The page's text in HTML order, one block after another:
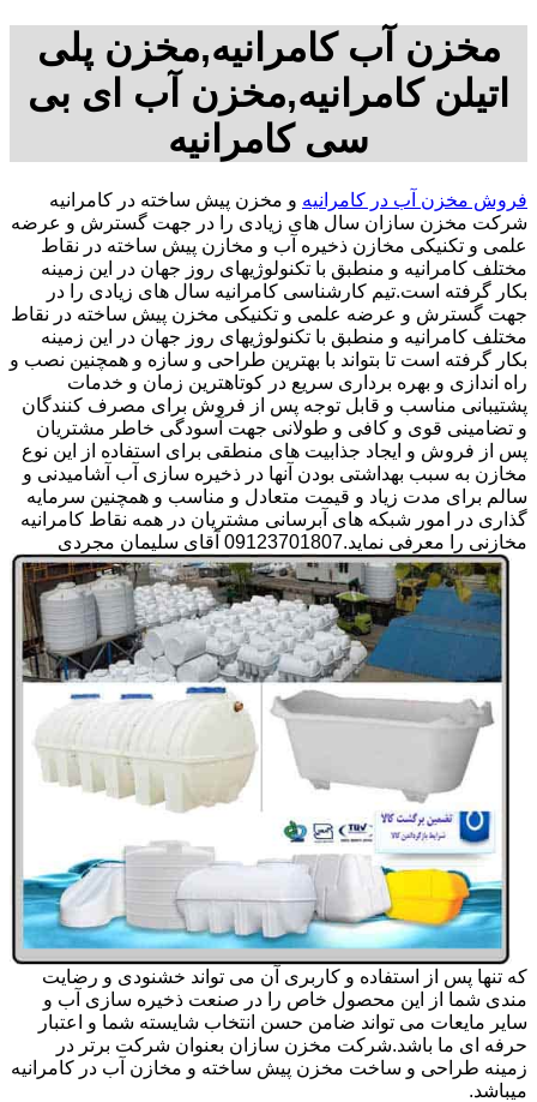
مخزن آب کامرانیه,مخزن پلی
اتیلن کامرانیه,مخزن آب ای بی
سی کامرانیه
فروش مخزن آب در کامرانیه و مخزن پیش ساخته در کامرانیه
شرکت مخزن سازان سال های زیادی را در جهت گسترش و عرضه
علمی و تکنیکی مخازن ذخیره آب و مخازن پیش ساخته در نقاط
مختلف کامرانیه و منطبق با تکنولوژیهای روز جهان در این زمینه
بکار گرفته است.تیم کارشناسی کامرانیه سال های زیادی را در
جهت گسترش و عرضه علمی و تکنیکی مخزن پیش ساخته در نقاط
مختلف کامرانیه و منطبق با تکنولوژیهای روز جهان در این زمینه
بکار گرفته است تا بتواند با بهترین طراحی و سازه و همچنین نصب و
راه اندازی و بهره برداری سریع در کوتاهترین زمان و خدمات
پشتیبانی مناسب و قابل توجه پس از فروش برای مصرف کنندگان
و تضامینی قوی و کافی و طولانی جهت آسودگی خاطر مشتریان
پس از فروش و ایجاد جذابیت های منطقی برای استفاده از این نوع
مخازن به سبب بهداشتی بودن آنها در ذخیره سازی آب آشامیدنی و
سالم برای مدت زیاد و قیمت متعادل و مناسب و همچنین سرمایه
گذاری در امور شبکه های آبرسانی مشتریان در همه نقاط کامرانیه
مخازنی را معرفی نماید.09123701807 آقای سلیمان مجردی
که تنها پس از استفاده و کاربری آن می تواند خشنودی و رضایت
مندی شما از این محصول خاص را در صنعت ذخیره سازی آب و
سایر مایعات می تواند ضامن حسن انتخاب شایسته شما و اعتبار
حرفه ای ما باشد.شرکت مخزن سازان بعنوان شرکت برتر در
زمینه طراحی و ساخت مخزن پیش ساخته و مخازن آب در کامرانیه
میباشد.